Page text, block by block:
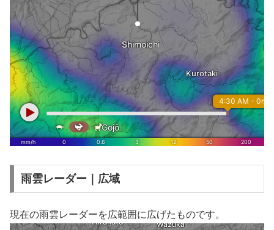
雨雲レーダー｜広域
現在の雨雲レーダーを広範囲に広げたものです。